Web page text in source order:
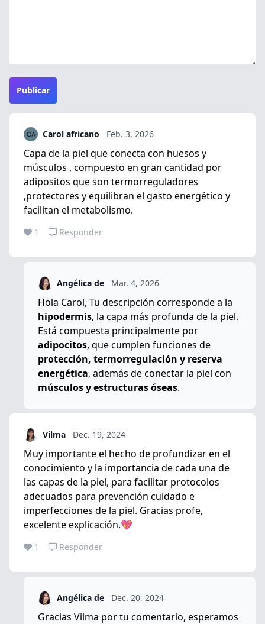
Publicar
Carol africano Feb. 3, 2026
Capa de la piel que conecta con huesos y
músculos , compuesto en gran cantidad por
adipositos que son termorreguladores
,protectores y equilibran el gasto energético y
facilitan el metabolismo.
1 Responder
Angélica de Mar. 4, 2026
Hola Carol, Tu descripción corresponde a la
hipodermis, la capa más profunda de la piel.
Está compuesta principalmente por
adipocitos, que cumplen funciones de
protección, termorregulación y reserva
energética, además de conectar la piel con
músculos y estructuras óseas.
Vilma Dec. 19, 2024
Muy importante el hecho de profundizar en el
conocimiento y la importancia de cada una de
las capas de la piel, para facilitar protocolos
adecuados para prevención cuidado e
imperfecciones de la piel. Gracias profe,
excelente explicación.💖
1 Responder
Angélica de Dec. 20, 2024
Gracias Vilma por tu comentario, esperamos